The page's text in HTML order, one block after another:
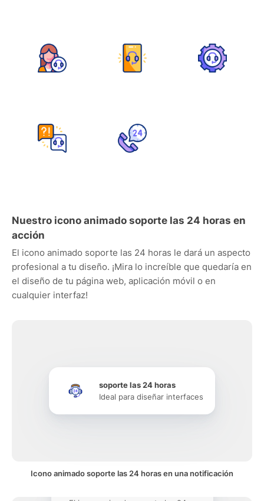
Nuestro icono animado soporte las 24 horas en
acción
El icono animado soporte las 24 horas le dará un aspecto
profesional a tu diseño. ¡Mira lo increíble que quedaría en
el diseño de tu página web, aplicación móvil o en
cualquier interfaz!
soporte las 24 horas
Ideal para diseñar interfaces
Icono animado soporte las 24 horas en una notificación